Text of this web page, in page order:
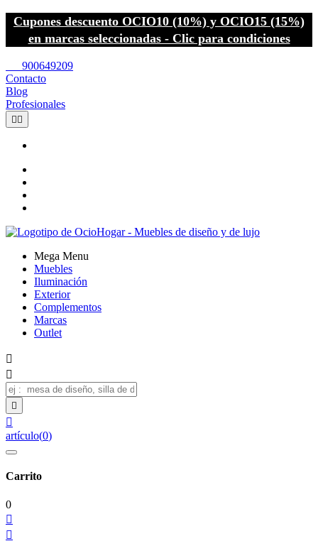
Cupones descuento OCIO10 (10%) y OCIO15 (15%)
en marcas seleccionadas - Clic para condiciones
900649209
Contacto
Blog
Profesionales
 
Mega Menu
Muebles
Iluminación
Exterior
Complementos
Marcas
Outlet




artículo(0)
Carrito
0

